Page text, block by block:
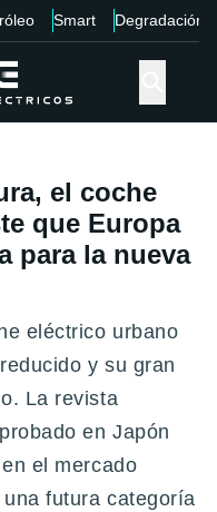
Smart Degradación
el coche
que Europa
para la nueva
eléctrico urbano
y su gran
La revista
en Japón
el mercado
futura categoría